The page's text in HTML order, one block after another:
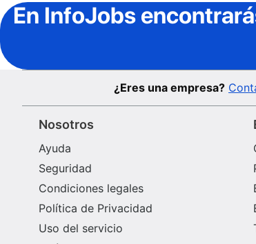
En InfoJobs
¿Eres una empresa?
Nosotros
Ayuda
Seguridad
Condiciones legales
Política de Privacidad
Uso del servicio